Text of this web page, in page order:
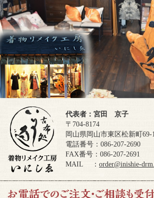
代表者：宮田 京子
〒704-8174
岡山県岡山市東区松新町69-
電話番号：086-207-2690
FAX番号：086-207-2691
MAIL ： order@inishie-